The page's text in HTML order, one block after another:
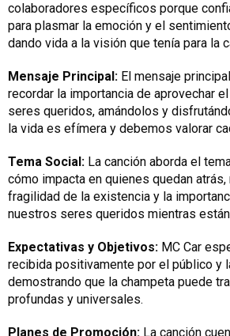
colaboradores específicos porque
para plasmar la emoción y el
dando vida a la visión que tenía para la
Mensaje Principal: El mensaje
recordar la importancia de aprovechar
seres queridos, amándolos y
la vida es efímera y debemos valorar
Tema Social: La canción aborda el
cómo impacta en quienes quedan
fragilidad de la existencia y la
nuestros seres queridos mientras
Expectativas y Objetivos: MC Car
recibida positivamente por el público y
demostrando que la champeta puede
profundas y universales.
Planes de Promoción: La canción